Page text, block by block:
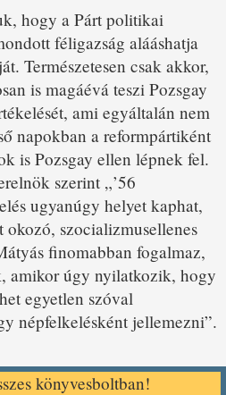
hogy a Párt politikai
féligazság alááshatja
Természetesen csak akkor,
is magáévá teszi Pozsgay
ami egyáltalán nem
napokban a reformpártiként
is Pozsgay ellen lépnek fel.
szerint „’56
ugyanúgy helyet kaphat,
szocializmusellenes
finomabban fogalmaz,
amikor úgy nyilatkozik, hogy
egyetlen szóval
népfelkelésként jellemezni”.
könyvesboltban!